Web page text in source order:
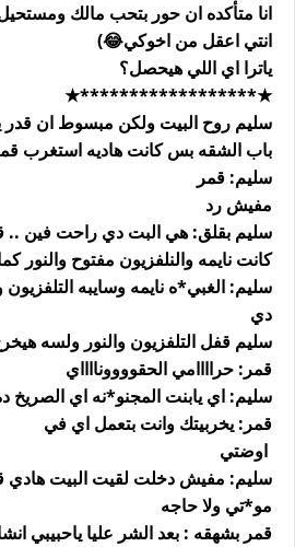
انا متأكده ان حور بتحب مالك
انتي اعقل من اخوكي😂)
ياترا اي اللي هيحصل؟
★******************★
سليم روح البيت ولكن مبسوط ان قدر
باب الشقه بس كانت هاديه استغرب
سليم: قمر
مفيش رد
سليم بقلق: هي البت دي راحت فين ..
كانت نايمه والنلفزيون مفتوح والنور
سليم: الغبي*ه نايمه وسايبه التلفزيون
دي
سليم قفل التلفزيون والنور ولسه
قمر: حراااامي الحقوووونااااي
سليم: اي يابنت المجنو*نه اي الصريخ
قمر: يخربيتك وانت بتعمل اي في
اوضتي
سليم: مفيش دخلت لقيت البيت هادي
مو*تي ولا حاجه
قمر بشهقه : بعد الشر عليا ياحبيبي